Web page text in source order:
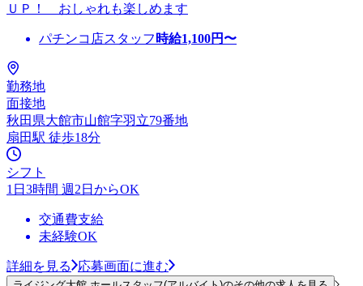
ＵＰ！ おしゃれも楽しめます
パチンコ店スタッフ 時給1,100円〜
勤務地
面接地
秋田県大館市山館字羽立79番地
扇田駅 徒歩18分
シフト
1日3時間 週2日からOK
交通費支給
未経験OK
詳細を見る 応募画面に進む